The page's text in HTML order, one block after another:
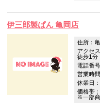
伊三郎製ぱん 亀岡店
住所：
アクセ
徒歩1分
電話番
営業時
休業日
価格帯
※一部